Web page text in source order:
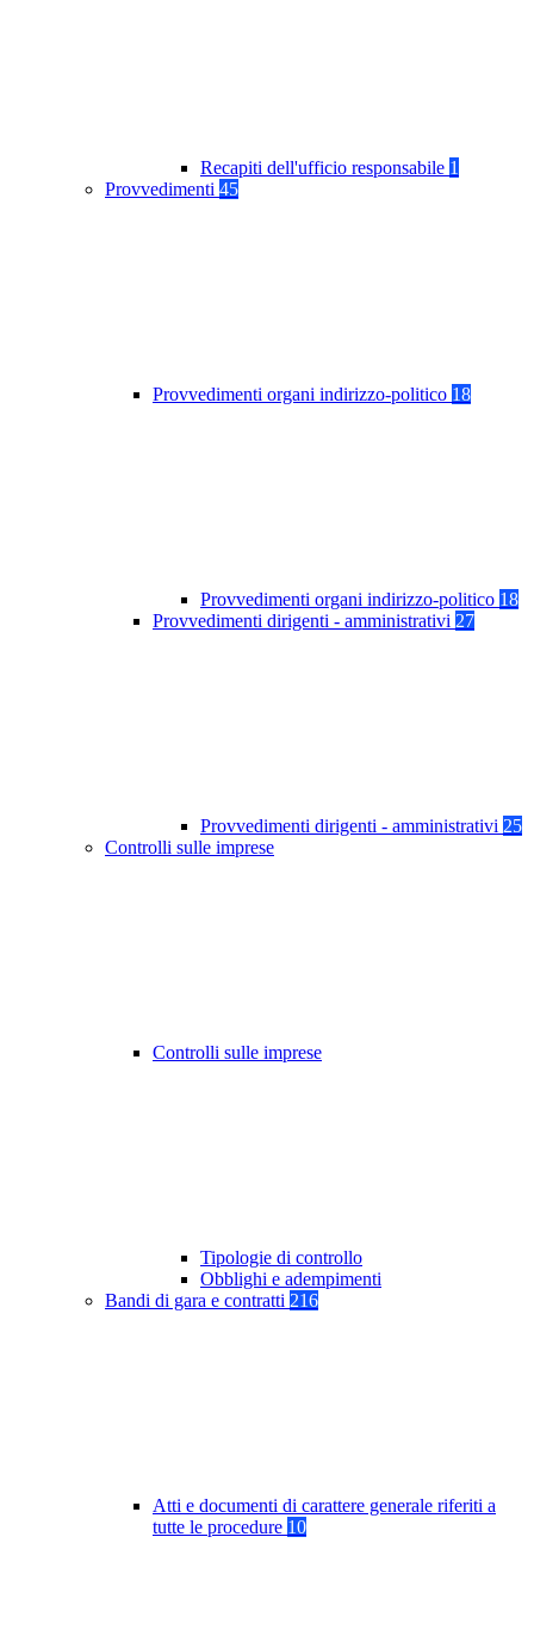
Recapiti dell'ufficio responsabile 1
Provvedimenti 45
Provvedimenti organi indirizzo-politico 18
Provvedimenti organi indirizzo-politico 18
Provvedimenti dirigenti - amministrativi 27
Provvedimenti dirigenti - amministrativi 25
Controlli sulle imprese
Controlli sulle imprese
Tipologie di controllo
Obblighi e adempimenti
Bandi di gara e contratti 216
Atti e documenti di carattere generale riferiti a
tutte le procedure 10